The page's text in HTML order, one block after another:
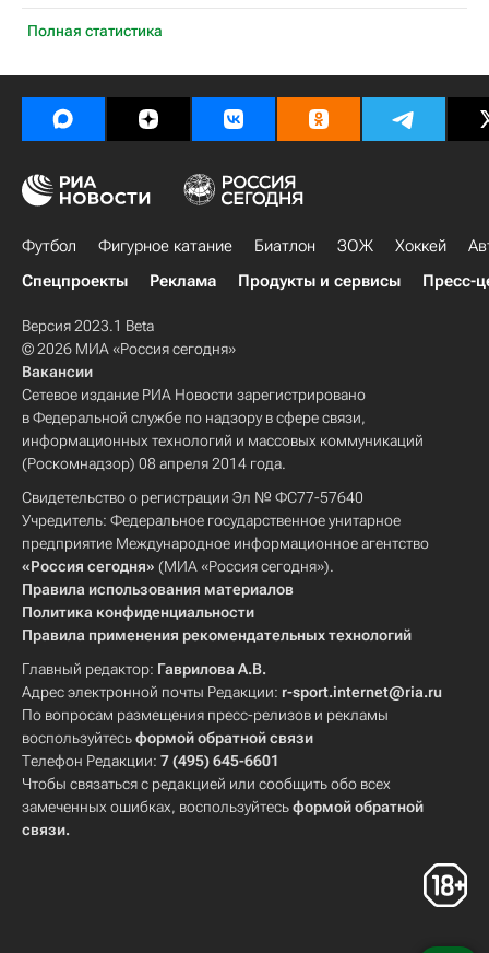
Полная статистика
Футбол Фигурное катание Биатлон ЗОЖ Хоккей
Спецпроекты
Реклама Продукты и сервисы Пресс-
Версия 2023.1 Beta
© 2026 МИА «Россия сегодня»
Вакансии
Сетевое издание РИА Новости зарегистрировано
в Федеральной службе по надзору в сфере связи,
информационных технологий и массовых коммуникаций
(Роскомнадзор) 08 апреля 2014 года.
Свидетельство о регистрации Эл № ФС77-57640
Учредитель: Федеральное государственное унитарное
предприятие Международное информационное агентство
«Россия сегодня» (МИА «Россия сегодня»).
Правила использования материалов
Политика конфиденциальности
Правила применения рекомендательных технологий
Главный редактор: Гаврилова А.В.
Адрес электронной почты Редакции: r-sport.internet@ria.ru
По вопросам размещения пресс-релизов и рекламы
воспользуйтесьформой обратной связи
Телефон Редакции: 7 (495) 645-6601
Чтобы связаться с редакцией или сообщить обо всех
замеченных ошибках, воспользуйтесьформой обратной
связи.